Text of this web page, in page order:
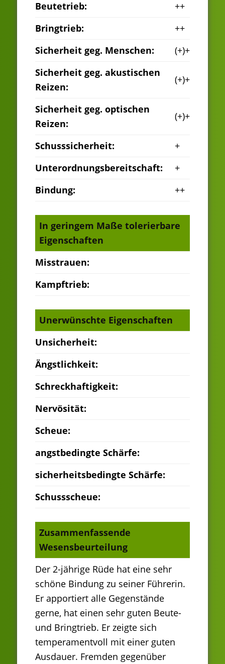
Beutetrieb:
++
Bringtrieb:
++
Sicherheit geg. Menschen:
(+)+
Sicherheit geg. akustischen
Reizen:
(+)+
Sicherheit geg. optischen
Reizen:
(+)+
Schusssicherheit:
+
Unterordnungsbereitschaft:
+
Bindung:
++
In geringem Maße tolerierbare
Eigenschaften
Misstrauen:
Kampftrieb:
Unerwünschte Eigenschaften
Unsicherheit:
Ängstlichkeit:
Schreckhaftigkeit:
Nervösität:
Scheue:
angstbedingte Schärfe:
sicherheitsbedingte Schärfe:
Schussscheue:
Zusammenfassende
Wesensbeurteilung
Der 2-jährige Rüde hat eine sehr
schöne Bindung zu seiner Führerin.
Er apportiert alle Gegenstände
gerne, hat einen sehr guten Beute-
und Bringtrieb. Er zeigte sich
temperamentvoll mit einer guten
Ausdauer. Fremden gegenüber